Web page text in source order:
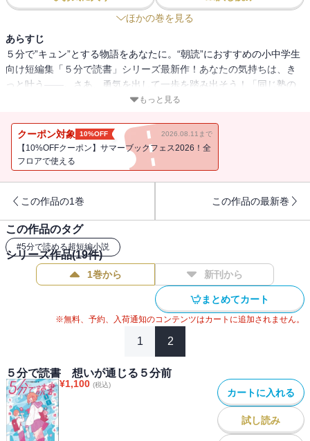
ほかの巻を見る
あらすじ
５分で”キュン”とする物語をあなたに。“朝読”におすすめの小中学生
向け短編集「５分で読書」シリーズ最新作！あなたの気持ちは、き
っと叶う――。さあ、勇気を出して一歩を踏み出そう！「同じ塾の
水川さん」僕がずっと好きだった水川さんが、突然テストで１位を
から始まる恋物語」駅には誰でも自由にメッセージを残せる伝言板
がある。これは、文字で紡がれる嘘のような恋物語。「風待ち小
景」私イチオシの絶景スポットであるバス停に、ある日、他校の男
っぽくて、私のことは女友だちとしか見ていない。など全１１作品
を収録
もっと見る
クーポン対象 10%OFF 2026.08.11まで
【10%OFFクーポン】サマーブックフェス2026！全
フロアで使える
この作品の1巻 この作品の最新巻
この作品のタグ
#5分で読める超短編小説
シリーズ作品(19件)
1巻から 新刊から
まとめてカート
※無料、予約、入荷通知のコンテンツはカートに追加されません。
1 2
５分で読書 想いが通じる５分前
¥1,100 (税込)
カートに入れる
試し読み